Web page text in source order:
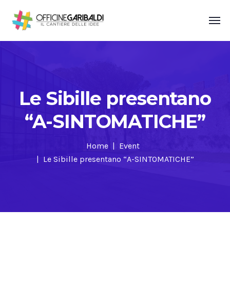
Le Sibille presentano
“A-SINTOMATICHE”
Home
Event
Le Sibille presentano “A-SINTOMATICHE”